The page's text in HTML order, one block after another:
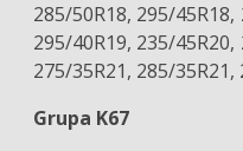
285/50R18, 295/
295/40R19, 235/
275/35R21, 285/
Grupa K67